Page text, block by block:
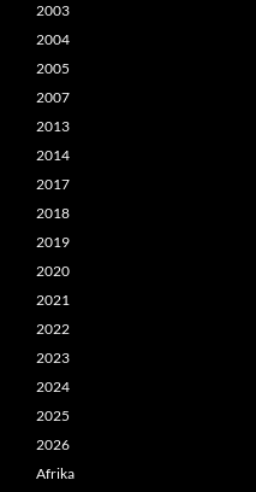
2003
2004
2005
2007
2013
2014
2017
2018
2019
2020
2021
2022
2023
2024
2025
2026
Afrika